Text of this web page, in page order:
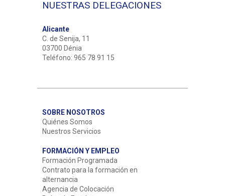
NUESTRAS DELEGACIONES
Alicante
C. de Senija, 11
03700 Dénia
Teléfono: 965 78 91 15
SOBRE NOSOTROS
Quiénes Somos
Nuestros Servicios
FORMACIÓN Y EMPLEO
Formación Programada
Contrato para la formación en
alternancia
Agencia de Colocación